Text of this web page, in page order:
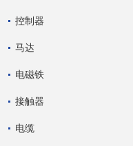
控制器
马达
电磁铁
接触器
电缆